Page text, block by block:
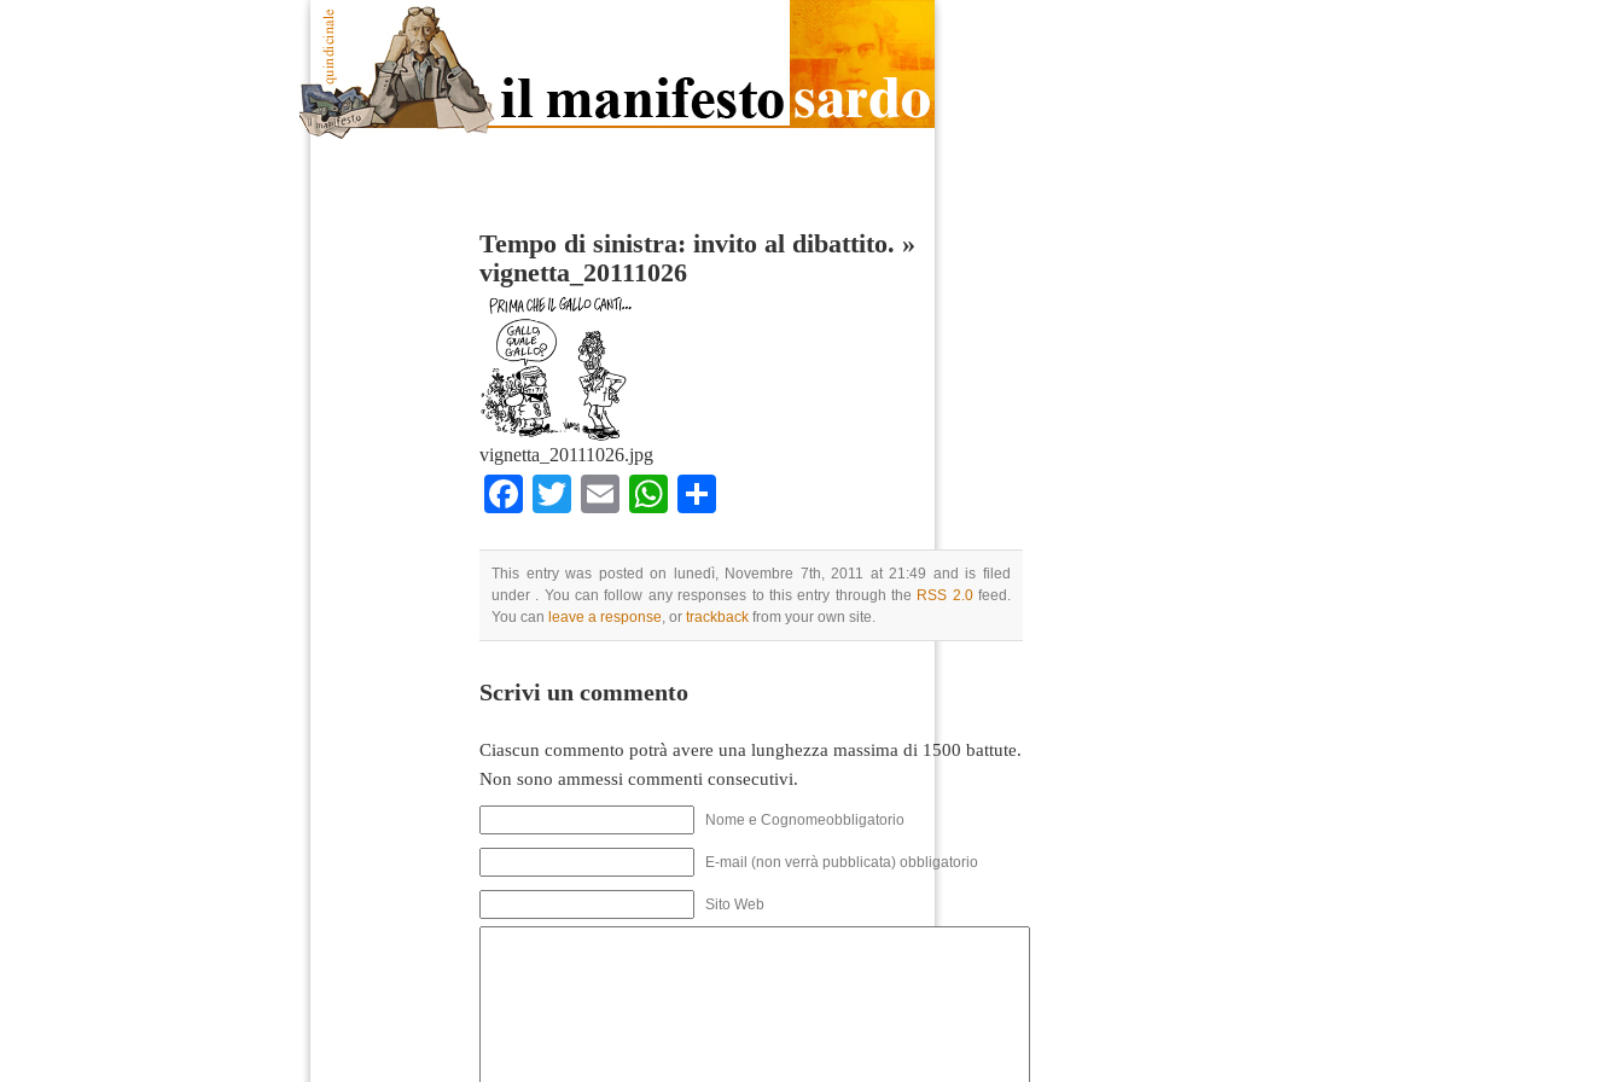
Tempo di sinistra: invito al dibattito. »
vignetta_20111026
vignetta_20111026.jpg
Facebook
TwitterEmailWhatsApp
This entry was posted on lunedì, Novembre 7th, 2011 at 21:49 and is filed
under . You can follow any responses to this entry through the RSS 2.0feed.
You can leave a response, or trackback from your own site.
Scrivi un commento
Ciascun commento potrà avere una lunghezza massima di 1500 battute.
Non sono ammessi commenti consecutivi.
Nome e Cognomeobbligatorio
E-mail (non verrà pubblicata) obbligatorio
Sito Web